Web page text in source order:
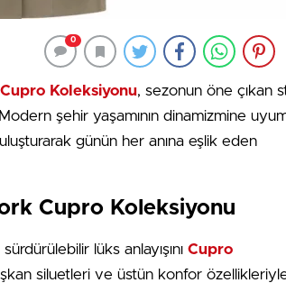
0
Koleksiyonu, sezonun öne çıkan
şehir yaşamının dinamizmine
günün her anına eşlik eden
Cupro Koleksiyonu
sürdürülebilir lüks anlayışını Cupro
siluetleri ve üstün konfor